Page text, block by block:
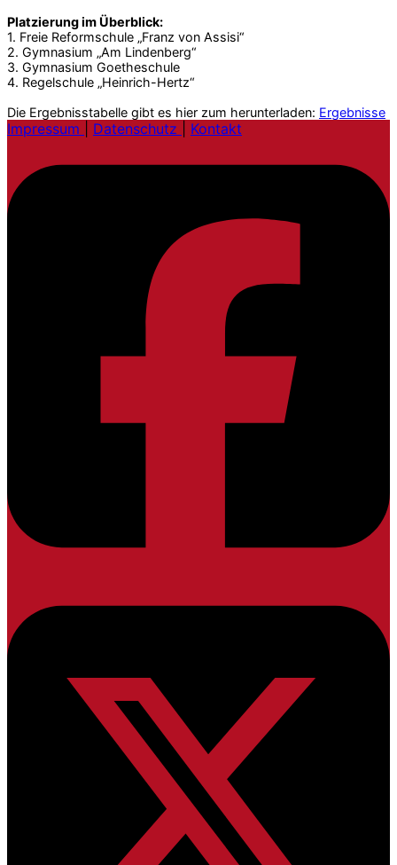
Platzierung im Überblick:
1. Freie Reformschule „Franz von Assisi“
2. Gymnasium „Am Lindenberg“
3. Gymnasium Goetheschule
4. Regelschule „Heinrich-Hertz“
Die Ergebnisstabelle gibt es hier zum herunterladen: Ergebnisse
Impressum Datenschutz Kontakt